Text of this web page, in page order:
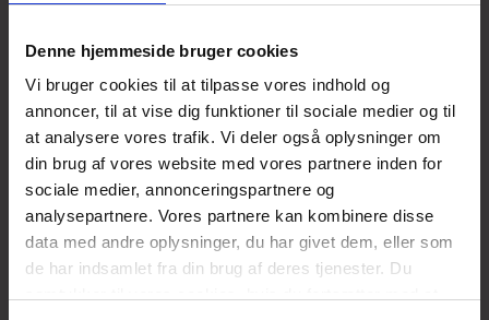
Denne hjemmeside bruger cookies
Vi bruger cookies til at tilpasse vores indhold og
annoncer, til at vise dig funktioner til sociale medier og til
at analysere vores trafik. Vi deler også oplysninger om
din brug af vores website med vores partnere inden for
sociale medier, annonceringspartnere og
analysepartnere. Vores partnere kan kombinere disse
data med andre oplysninger, du har givet dem, eller som
de har indsamlet fra din brug af deres tjenester. Du